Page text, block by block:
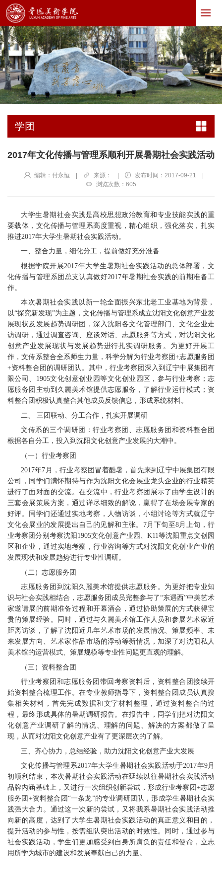
学团
2017年文化传播与管理系顺利开展暑期社会实践活动
编辑：付永恒 | 来源： | 发布时间：2017-09-21
|
浏览次数： 605
大学生暑期社会实践是高校思想政治教育和专业技能实践的重
要载体，文化传播与管理系高度重视，精心组织，强化落实，扎实
推进2017年大学生暑期社会实践活动。
一、整合力量，细化分工，提前做好充分准备
根据学院开展2017年大学生暑期社会实践活动的总体部署，文
化传播与管理系团总支认真做好2017年暑期社会实践的前期准备工
作。
本次暑期社会实践以新一轮全面振兴东北老工业基地为背景，
以“探究新发现”为主题，文化传播与管理系成立沈阳文化创意产业发
展现状及发展趋势调研团，深入沈阳各文化管理部门、文化企业走
访调研，通过调查咨询、座谈对话、志愿服务等方式，对沈阳文化
创意产业发展现状与发展趋势进行扎实调研服务。为更好开展工
作，文传系整合全系师生力量，科学分解为行业考察团+志愿服务团
+资料整合团的调研团队。其中，行业考察团深入到辽宁中展集团有
限公司、1905文化创意创业园等文化创业园区，参与行业考察；志
愿服务团主动到久麗美术馆提供志愿服务，了解行业运行模式；资
料整合团积极认真整合其他成员反馈信息，形成系统材料。
二、 三团联动、分工合作，扎实开展调研
文传系的三个调研团：行业考察团、志愿服务团和资料整合团
根据各自分工，投入到沈阳文化创意产业发展的大潮中。
（一）行业考察团
2017年7月，行业考察团冒着酷暑，首先来到辽宁中展集团有限
公司，同学们满怀期待与作为沈阳文化会展业龙头企业的行业精英
进行了面对面的交流。在交流中，行业考察团展示了由学生设计的
三套会展策展方案，通过详尽细致的解说，赢得了在场会展专家的
好评。同学们还通过实地考察，人物访谈，小组讨论等方式就辽宁
文化会展业的发展提出自己的见解和主张。7月下旬至8月上旬，行
业考察团分别考察沈阳1905文化创意产业园、K11等沈阳重点文创园
区和企业，通过实地考察，行业咨询等方式对沈阳文化创业产业的
发展现状和发展趋势进行专业性调研。
（二）志愿服务团
志愿服务团到沈阳久麗美术馆提供志愿服务。为更好把专业知
识与社会实践相结合，志愿服务团成员完整参与了“东遇西”中美艺术
家邀请展的前期准备过程和开幕酒会，通过协助策展的方式获得宝
贵的策展经验。同时，通过与久麗美术馆工作人员和参展艺术家近
距离访谈，了解了沈阳近几年艺术市场的发展情况、策展频率、未
来发展方向、艺术家作品市场的浮动等新情况，加深了对沈阳私人
美术馆的运营模式、策展规模等专业性问题更直观的理解。
（三）资料整合团
行业考察团和志愿服务团带回考察资料后，资料整合团接续开
始资料整合梳理工作。在专业教师指导下，资料整合团成员认真搜
集相关材料，首先完成数据和文字材料整理，通过资料整合的过
程，最终形成具体的暑期调研报告。在报告中，同学们把对沈阳文
化创意产业调研了解的情况、理解的问题、解决的方案都做了呈
现，从而对沈阳文化创意产业有了更深层次的了解。
三、齐心协力，总结经验，助力沈阳文化创意产业大发展
文化传播与管理系2017年大学生暑期社会实践活动于2017年9月
初顺利结束，本次暑期社会实践活动在延续以往暑期社会实践活动
品牌内涵基础上，又进行一次组织创新尝试，形成行业考察团+志愿
服务团+资料整合团“一条龙”的专业调研团队，形成学生暑期社会实
践强大合力。通过这一次新的尝试，又将我系暑期社会实践活动推
向新的高度，达到了大学生暑期社会实践活动的真正意义和目的，
提升活动的参与性，按需组队突出活动的时效性。同时，通过参与
社会实践活动，学生们更加感受到自身所肩负的责任和使命，立志
用所学为城市的建设和发展奉献自己的力量。